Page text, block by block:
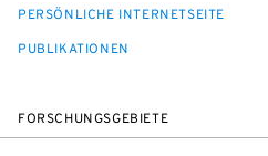
PERSÖNLICHE INTERNETSEITE
PUBLIKATIONEN
FORSCHUNGSGEBIETE